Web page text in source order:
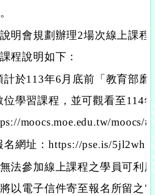
明會規劃辦理2場次線上課
程說明如下：
計於113年6月底前「教育部磨
位學習課程，並可觀看至114
moocs.moe.edu.tw/moocs/
名網址：https://pse.is/5jl2wh
法參加線上課程之學員可利
以電子信件寄至報名所留之